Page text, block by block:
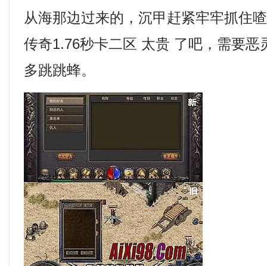
从海那边过来的，沉甲赶紧牢牢抓住
传奇1.76秒卡二区 太贵 了吧，需要恶
多跳跳蜂。